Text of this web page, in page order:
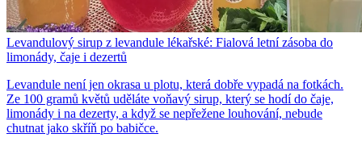
Levandulový sirup z levandule lékařské: Fialová letní zásoba do
limonády, čaje i dezertů
Levandule není jen okrasa u plotu, která dobře vypadá na fotkách.
Ze 100 gramů květů uděláte voňavý sirup, který se hodí do čaje,
limonády i na dezerty, a když se nepřežene louhování, nebude
chutnat jako skříň po babičce.